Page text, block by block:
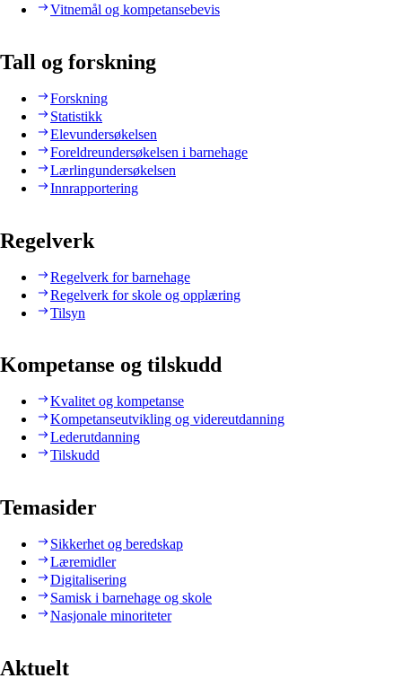
Vitnemål og kompetansebevis
Tall og forskning
Forskning
Statistikk
Elevundersøkelsen
Foreldreundersøkelsen i barnehage
Lærlingundersøkelsen
Innrapportering
Regelverk
Regelverk for barnehage
Regelverk for skole og opplæring
Tilsyn
Kompetanse og tilskudd
Kvalitet og kompetanse
Kompetanseutvikling og videreutdanning
Lederutdanning
Tilskudd
Temasider
Sikkerhet og beredskap
Læremidler
Digitalisering
Samisk i barnehage og skole
Nasjonale minoriteter
Aktuelt